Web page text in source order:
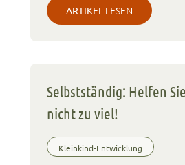
ARTIKEL LESEN
Selbstständig: Helfen
nicht zu viel!
Kleinkind-Entwicklung